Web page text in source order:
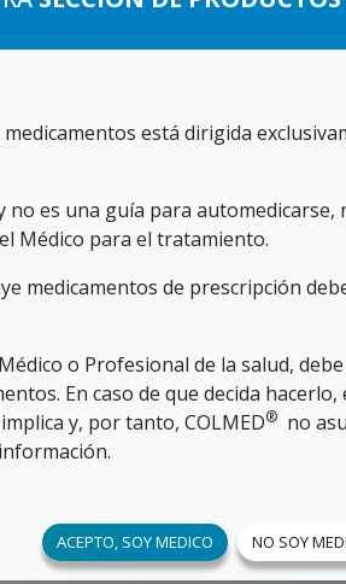
está dirigida
no es una guía para automedicarse,
Médico para el tratamiento.
medicamentos de prescripción
o Profesional de la salud,
En caso de que decida
y, por tanto, COLMED® no
ACEPTO, SOY MEDICO NO SOY